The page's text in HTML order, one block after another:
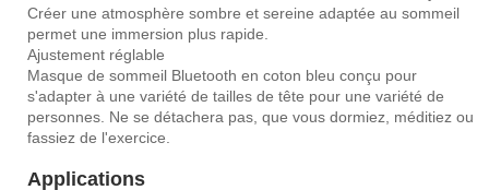
Créer une atmosphère sombre et sereine adaptée au sommeil
permet une immersion plus rapide.
Ajustement réglable
Masque de sommeil Bluetooth en coton bleu conçu pour
s'adapter à une variété de tailles de tête pour une variété de
personnes. Ne se détachera pas, que vous dormiez, méditiez ou
fassiez de l'exercice.
Applications